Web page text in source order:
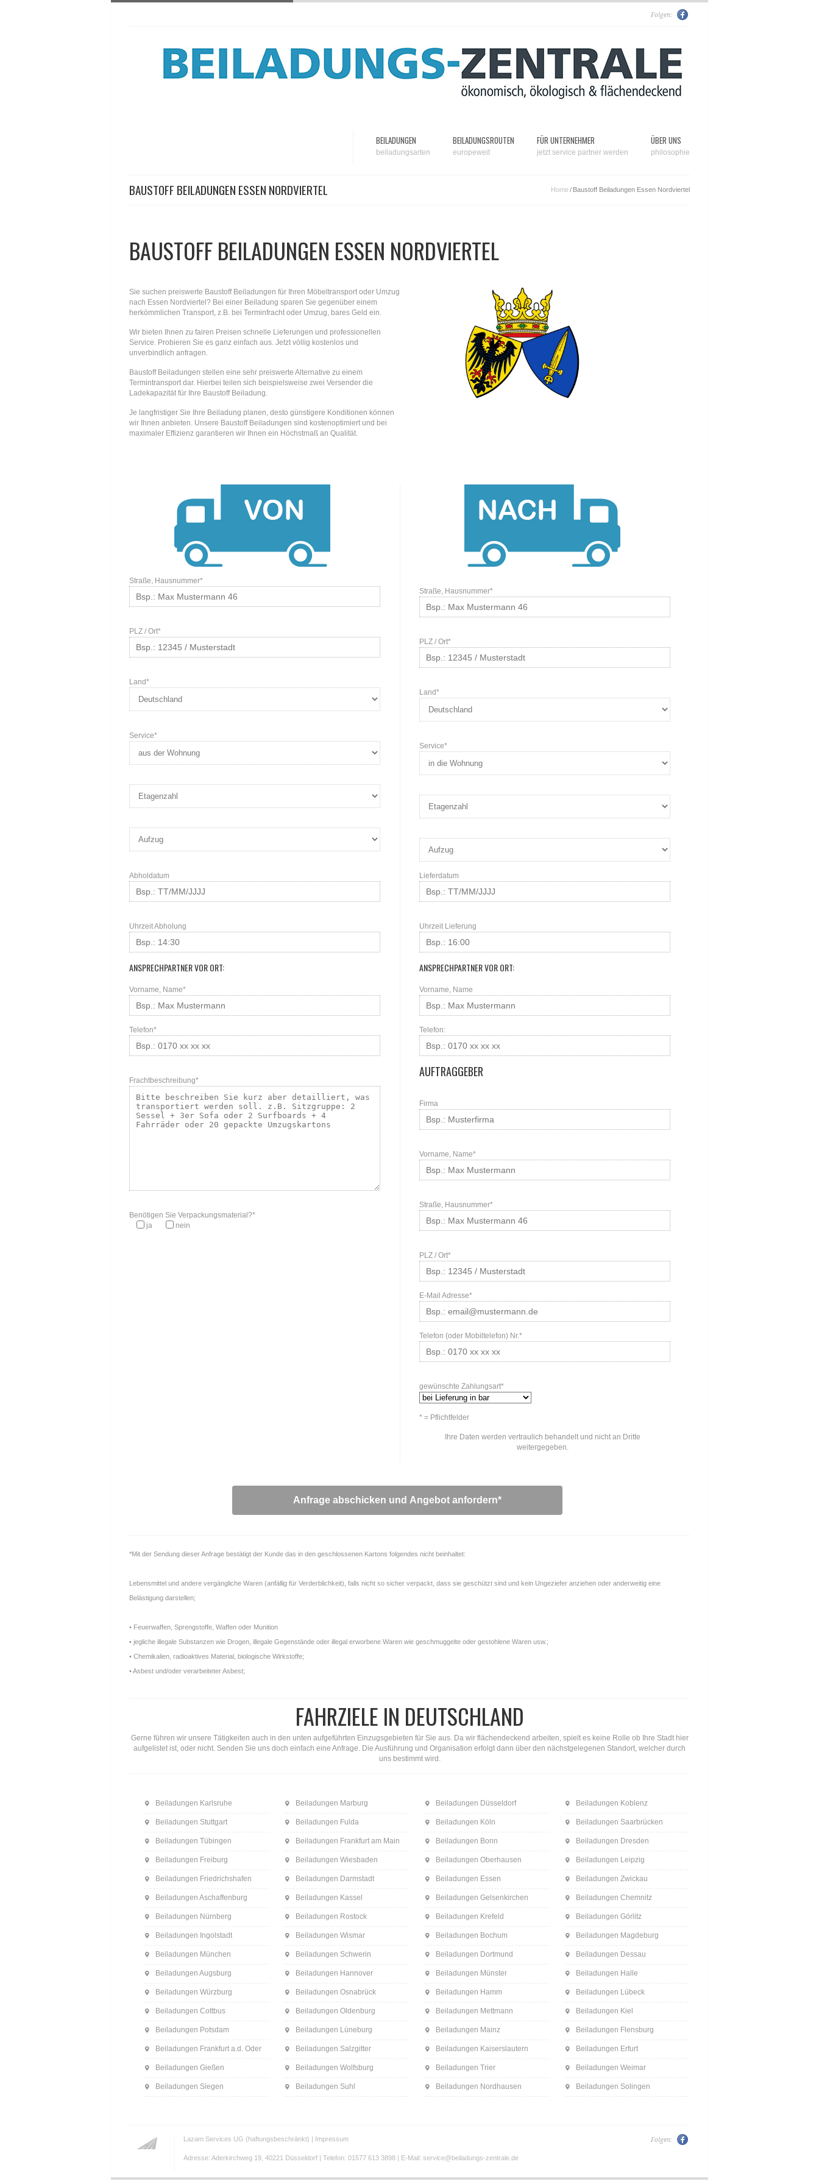
Folgen:
BEILADUNGEN
beiladungsarten
BEILADUNGSROUTEN
europeweit
FÜR UNTERNEHMER
jetzt service partner werden
ÜBER UNS
philosophie
BAUSTOFF BEILADUNGEN ESSEN NORDVIERTEL Home/ Baustoff Beiladungen Essen Nordviertel
BAUSTOFF BEILADUNGEN ESSEN NORDVIERTEL
Sie suchen preiswerte Baustoff Beiladungen für Ihren Möbeltransport oder Umzug
nach Essen Nordviertel? Bei einer Beiladung sparen Sie gegenüber einem
herkömmlichen Transport, z.B. bei Terminfracht oder Umzug, bares Geld ein.
Wir bieten Ihnen zu fairen Preisen schnelle Lieferungen und professionellen
Service. Probieren Sie es ganz einfach aus. Jetzt völlig kostenlos und
unverbindlich anfragen.
Baustoff Beiladungen stellen eine sehr preiswerte Alternative zu einem
Termintransport dar. Hierbei teilen sich beispielsweise zwei Versender die
Ladekapazität für Ihre Baustoff Beiladung.
Je langfristiger Sie Ihre Beiladung planen, desto günstigere Konditionen können
wir Ihnen anbieten. Unsere Baustoff Beiladungen sind kostenoptimiert und bei
maximaler Effizienz garantieren wir Ihnen ein Höchstmaß an Qualität.
Straße, Hausnummer*
PLZ / Ort*
Land*
Service*
Abholdatum
Uhrzeit Abholung
ANSPRECHPARTNER VOR ORT:
Vorname, Name*
Telefon*
Frachtbeschreibung*
Benötigen Sie Verpackungsmaterial?*
ja
nein
Straße, Hausnummer*
PLZ / Ort*
Land*
Service*
Lieferdatum
Uhrzeit Lieferung
ANSPRECHPARTNER VOR ORT:
Vorname, Name
Telefon:
AUFTRAGGEBER
Firma
Vorname, Name*
Straße, Hausnummer*
PLZ / Ort*
E-Mail Adresse*
Telefon (oder Mobiltelefon) Nr.*
gewünschte Zahlungsart*
* = Pflichtfelder
Ihre Daten werden vertraulich behandelt und nicht an Dritte
weitergegeben.
*Mit der Sendung dieser Anfrage bestätigt der Kunde das in den geschlossenen Kartons folgendes nicht beinhaltet:
Lebensmittel und andere vergängliche Waren (anfällig für Verderblichkeit), falls nicht so sicher verpackt, dass sie geschützt sind und kein Ungeziefer anziehen oder anderweitig eine
Belästigung darstellen;
• Feuerwaffen, Sprengstoffe, Waffen oder Munition
• jegliche illegale Substanzen wie Drogen, illegale Gegenstände oder illegal erworbene Waren wie geschmuggelte oder gestohlene Waren usw.;
• Chemikalien, radioaktives Material, biologische Wirkstoffe;
• Asbest und/oder verarbeiteter Asbest;
FAHRZIELE IN DEUTSCHLAND
Gerne führen wir unsere Tätigkeiten auch in den unten aufgeführten Einzugsgebieten für Sie aus. Da wir flächendeckend arbeiten, spielt es keine Rolle ob Ihre Stadt hier
aufgelistet ist, oder nicht. Senden Sie uns doch einfach eine Anfrage. Die Ausführung und Organisation erfolgt dann über den nächstgelegenen Standort, welcher durch
uns bestimmt wird.
Beiladungen Karlsruhe
Beiladungen Stuttgart
Beiladungen Tübingen
Beiladungen Freiburg
Beiladungen Friedrichshafen
Beiladungen Aschaffenburg
Beiladungen Nürnberg
Beiladungen Ingolstadt
Beiladungen München
Beiladungen Augsburg
Beiladungen Würzburg
Beiladungen Cottbus
Beiladungen Potsdam
Beiladungen Frankfurt a.d. Oder
Beiladungen Gießen
Beiladungen Siegen
Beiladungen Marburg
Beiladungen Fulda
Beiladungen Frankfurt am Main
Beiladungen Wiesbaden
Beiladungen Darmstadt
Beiladungen Kassel
Beiladungen Rostock
Beiladungen Wismar
Beiladungen Schwerin
Beiladungen Hannover
Beiladungen Osnabrück
Beiladungen Oldenburg
Beiladungen Lüneburg
Beiladungen Salzgitter
Beiladungen Wolfsburg
Beiladungen Suhl
Beiladungen Düsseldorf
Beiladungen Köln
Beiladungen Bonn
Beiladungen Oberhausen
Beiladungen Essen
Beiladungen Gelsenkirchen
Beiladungen Krefeld
Beiladungen Bochum
Beiladungen Dortmund
Beiladungen Münster
Beiladungen Hamm
Beiladungen Mettmann
Beiladungen Mainz
Beiladungen Kaiserslautern
Beiladungen Trier
Beiladungen Nordhausen
Beiladungen Koblenz
Beiladungen Saarbrücken
Beiladungen Dresden
Beiladungen Leipzig
Beiladungen Zwickau
Beiladungen Chemnitz
Beiladungen Görlitz
Beiladungen Magdeburg
Beiladungen Dessau
Beiladungen Halle
Beiladungen Lübeck
Beiladungen Kiel
Beiladungen Flensburg
Beiladungen Erfurt
Beiladungen Weimar
Beiladungen Solingen
Lazam Services UG (haftungsbeschränkt) | Impressum
Adresse: Aderkirchweg 19, 40221 Düsseldorf | Telefon: 01577 613 3898 | E-Mail: service@beiladungs-zentrale.de
Folgen: